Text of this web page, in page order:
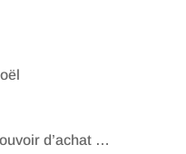
d’achat …